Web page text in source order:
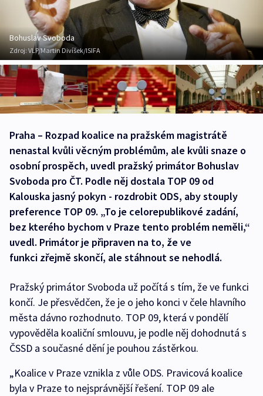
Bohuslav Svoboda
Zdroj:VLP/Martin Divíšek/ISIFA
Praha – Rozpad koalice na pražském magistrátě
nenastal kvůli věcným problémům, ale kvůli snaze o
osobní prospěch, uvedl pražský primátor Bohuslav
Svoboda pro ČT. Podle něj dostala TOP 09 od
Kalouska jasný pokyn - rozdrobit ODS, aby stouply
preference TOP 09. „To je celorepublikové zadání,
bez kterého bychom v Praze tento problém neměli,“
uvedl. Primátor je připraven na to, že ve
funkci zřejmě skončí, ale stáhnout se nehodlá.
Pražský primátor Svoboda už počítá s tím, že ve funkci
končí. Je přesvědčen, že je o jeho konci v čele hlavního
města dávno rozhodnuto. TOP 09, která v pondělí
vypověděla koaliční smlouvu, je podle něj dohodnutá s
ČSSD a současné dění je pouhou zástěrkou.
„Koalice v Praze vznikla z vůle ODS. Pravicová koalice
byla v Praze to nejsprávnější řešení. TOP 09 ale